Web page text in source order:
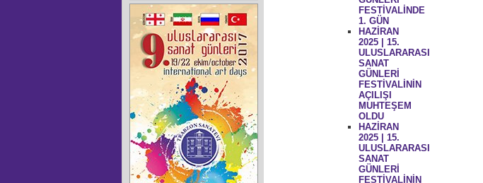
FESTİVALİNDE
1. GÜN
HAZİRAN
2025 | 15.
ULUSLARARASI
SANAT
GÜNLERİ
FESTİVALİNİN
AÇILIŞI
MUHTEŞEM
OLDU
HAZİRAN
2025 | 15.
ULUSLARARASI
SANAT
GÜNLERİ
FESTİVALİNİN